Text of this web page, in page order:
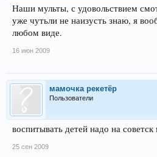
Наши мульты, с удовольствием
уже чутьли не наизусть знаю, я
любом виде.
16 июн 2009
мамочка рекетёр
Пользователи
воспитывать детей надо на
25 сен 2009